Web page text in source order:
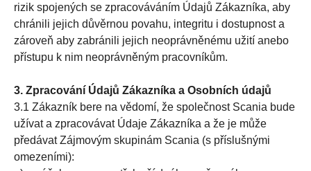
rizik spojených se zpracováváním Údajů Zákazníka, aby
chránili jejich důvěrnou povahu, integritu i dostupnost a
zároveň aby zabránili jejich neoprávněnému užití anebo
přístupu k nim neoprávněným pracovníkům.
3. Zpracování Údajů Zákazníka a Osobních údajů
3.1 Zákazník bere na vědomí, že společnost Scania bude
užívat a zpracovávat Údaje Zákazníka a že je může
předávat Zájmovým skupinám Scania (s příslušnými
omezeními):